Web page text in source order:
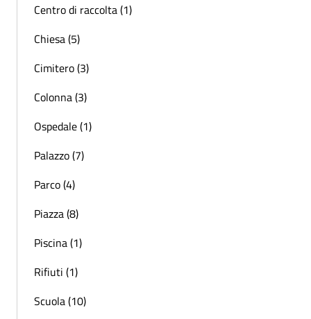
Centro di raccolta (1)
Chiesa (5)
Cimitero (3)
Colonna (3)
Ospedale (1)
Palazzo (7)
Parco (4)
Piazza (8)
Piscina (1)
Rifiuti (1)
Scuola (10)